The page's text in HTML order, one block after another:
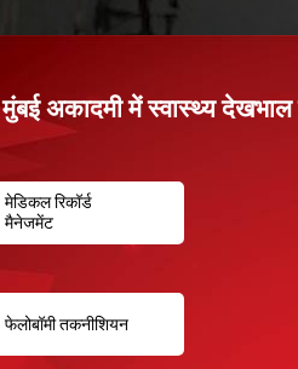
मुंबई अकादमी में स्वास्थ्य
मेडिकल रिकॉर्ड
मैनेजमेंट
फेलोबॉमी तकनीशियन